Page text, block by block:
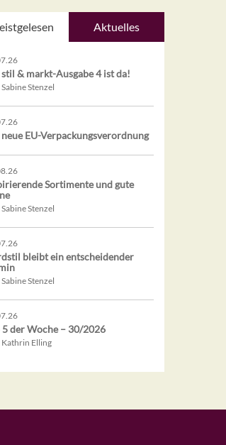
Aktuelles
& markt-Ausgabe 4 ist da!
Stenzel
EU-Verpackungsverordnung
Sortimente und gute
Stenzel
bleibt ein entscheidender
Stenzel
5 der Woche – 30/2026
Elling